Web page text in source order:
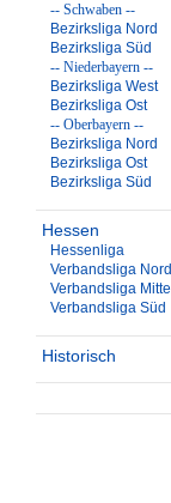
-- Schwaben --
Bezirksliga Nord
Bezirksliga Süd
-- Niederbayern --
Bezirksliga West
Bezirksliga Ost
-- Oberbayern --
Bezirksliga Nord
Bezirksliga Ost
Bezirksliga Süd
Hessen
Hessenliga
Verbandsliga Nord
Verbandsliga Mitte
Verbandsliga Süd
Historisch